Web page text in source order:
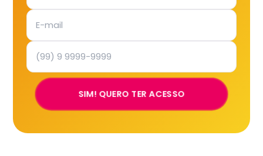
SIM! QUERO TER ACESSO